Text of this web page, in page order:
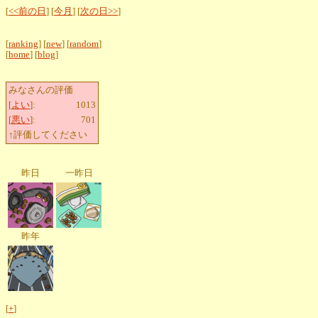
[<<前の日 ] [今月 ] [次の日>>]
[ranking] [new] [random]
[home] [blog]
みなさんの評価
[よい]:
1013
[悪い]:
701
↑評価してください
昨日 一昨日
昨年
[+]